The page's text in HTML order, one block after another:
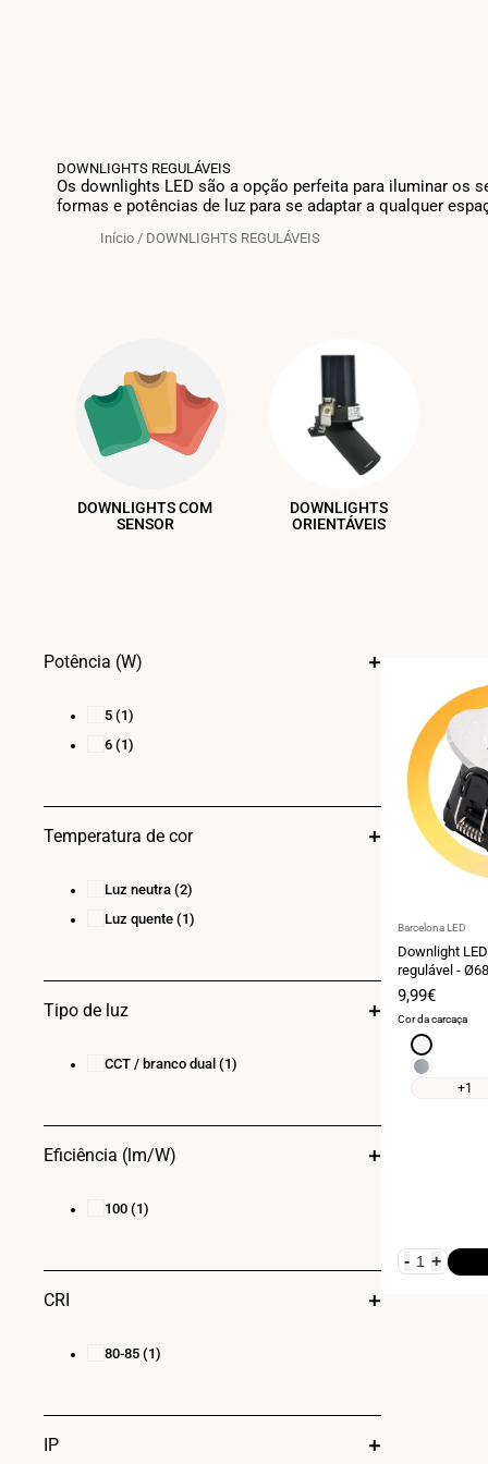
DOWNLIGHTS REGULÁVEIS
Os downlights LED são a opção perfeita para iluminar os
formas e potências de luz para se adaptar a qualquer
Início / DOWNLIGHTS REGULÁVEIS
DOWNLIGHTS COM
SENSOR
DOWNLIGHTS
ORIENTÁVEIS
Fornecedor:
Barcelona LED
Downlight
regulável -
Preço
de
venda
9,99€
Cor da carcaça
Branco
Cromo
+1
- +
Potência (W)
5 (1)
6 (1)
Temperatura de cor
Luz neutra (2)
Luz quente (1)
Tipo de luz
CCT / branco dual (1)
Eficiência (lm/W)
100 (1)
CRI
80-85 (1)
IP